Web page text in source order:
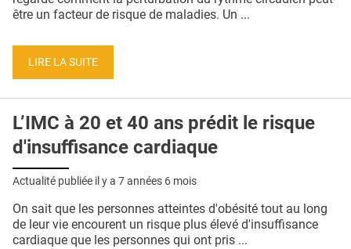
PUBLICITÉ
CONTACT
être un facteur de risque de maladies. Un ...
LIRE LA SUITE
L’IMC à 20 et 40 ans prédit le risque
d'insuffisance cardiaque
Actualité publiée il y a 7 années 6 mois
On sait que les personnes atteintes d'obésité tout au long
de leur vie encourent un risque plus élevé d'insuffisance
cardiaque que les personnes qui ont pris ...